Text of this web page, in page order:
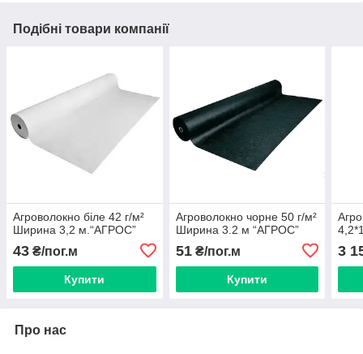
Подібні товари компанії
Агроволокно біле 42 г/м²
Ширина 3,2 м.“AГРОС”
43 ₴/пог.м
Купити
Агроволокно чорне 50 г/м²
Ширина 3.2 м “AГРОС”
51₴/пог.м
Купити
3
Про нас